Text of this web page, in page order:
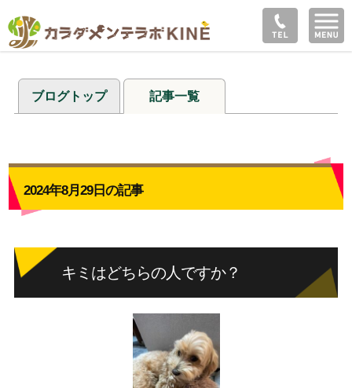
ブログトップ 記事一覧
2024年8月29日の記事
キミはどちらの人ですか？